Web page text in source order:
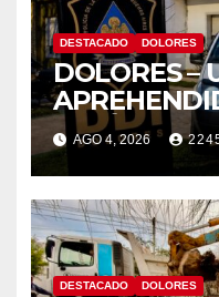
DESTACADO DOLORES
DOLORES –
VEHÍCULO
TRAS
AGO 4, 2026
DESTACADO DOLORES